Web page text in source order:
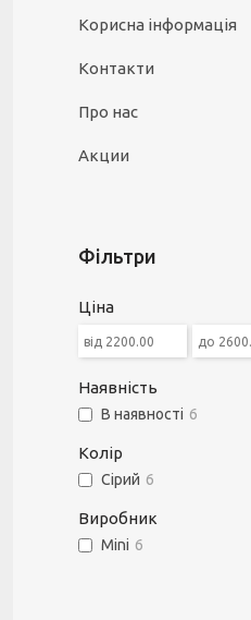
Корисна інформація
Контакти
Про нас
Акции
Фільтри
Ціна
Наявність
В наявності 6
Колір
Сірий 6
Виробник
Mini 6